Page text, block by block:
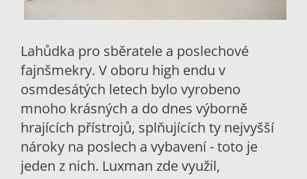
Lahůdka pro sběratele a poslechové
fajnšmekry. V oboru high endu v
osmdesátých letech bylo vyrobeno
mnoho krásných a do dnes výborně
hrajících přístrojů, splňujících ty nejvyšší
nároky na poslech a vybavení - toto je
jeden z nich. Luxman zde využil,